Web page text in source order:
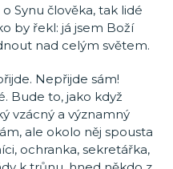
Synu člověka, tak lidé
by řekl: já jsem Boží
nad celým světem.
Nepřijde sám!
Bude to, jako když
vzácný a významný
ale okolo něj spousta
ochranka, sekretářka,